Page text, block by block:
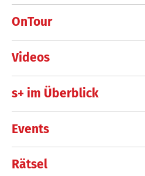
OnTour
Videos
s+ im Überblick
Events
Rätsel